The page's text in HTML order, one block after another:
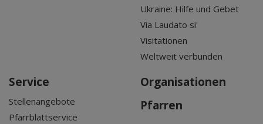
Ukraine: Hilfe und Gebet
Via Laudato si'
Visitationen
Weltweit verbunden
Service
Stellenangebote
Pfarrblattservice
Organisationen
Pfarren